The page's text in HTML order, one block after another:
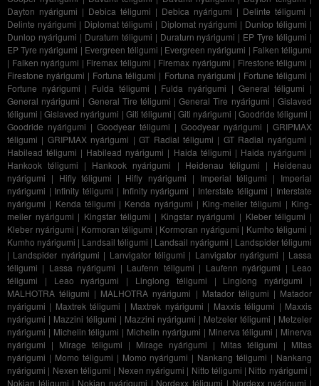
Dayton nyárigumi | Debica téligumi | Debica nyárigumi | Delinte téligumi |
Delinte nyárigumi | Diplomat téligumi | Diplomat nyárigumi | Dunlop téligumi |
Dunlop nyárigumi | Duraturn téligumi | Duraturn nyárigumi | EP Tyre téligumi |
EP Tyre nyárigumi | Evergreen téligumi | Evergreen nyárigumi | Falken téligumi
| Falken nyárigumi | Firemax téligumi | Firemax nyárigumi | Firestone téligumi |
Firestone nyárigumi | Fortuna téligumi | Fortuna nyárigumi | Fortune téligumi |
Fortune nyárigumi | Fulda téligumi | Fulda nyárigumi | General téligumi |
General nyárigumi | General Tire téligumi |General Tire nyárigumi |Gislaved
téligumi |Gislaved nyárigumi | Giti téligumi |Giti nyárigumi | Goodride téligumi |
Goodride nyárigumi | Goodyear téligumi | Goodyear nyárigumi | GRIPMAX
téligumi | GRIPMAX nyárigumi |GT Radial téligumi | GT Radial nyárigumi |
Habilead téligumi | Habilead nyárigumi | Haida téligumi | Haida nyárigumi |
Hankook téligumi | Hankook nyárigumi | Heidenau téligumi | Heidenau
nyárigumi | Hifly téligumi | Hifly nyárigumi | Imperial téligumi | Imperial
nyárigumi | Infinity téligumi | Infinity nyárigumi | Interstate téligumi | Interstate
nyárigumi | Kenda téligumi | Kenda nyárigumi | King-meiler téligumi | King-
meiler nyárigumi | Kingstar téligumi | Kingstar nyárigumi | Kleber téligumi |
Kleber nyárigumi | Kormoran téligumi | Kormoran nyárigumi | Kumho téligumi |
Kumho nyárigumi | Landsail téligumi | Landsail nyárigumi | Landspider téligumi
| Landspider nyárigumi | Lanvigator téligumi | Lanvigator nyárigumi | Lassa
téligumi | Lassa nyárigumi | Laufenn téligumi | Laufenn nyárigumi | Leao
téligumi | Leao nyárigumi | Linglong téligumi | Linglong nyárigumi |
MALHOTRA téligumi | MALHOTRA nyárigumi | Matador téligumi | Matador
nyárigumi | Maxtrek téligumi | Maxtrek nyárigumi | Maxxis téligumi | Maxxis
nyárigumi | Mazzini téligumi | Mazzini nyárigumi | Metzeler téligumi | Metzeler
nyárigumi | Michelin téligumi | Michelin nyárigumi | Minerva téligumi | Minerva
nyárigumi | Mirage téligumi | Mirage nyárigumi | Mitas téligumi | Mitas
nyárigumi | Momo téligumi | Momo nyárigumi | Nankang téligumi | Nankang
nyárigumi | Nexen téligumi | Nexen nyárigumi | Nitto téligumi | Nitto nyárigumi |
Nokian téligumi | Nokian nyárigumi | Nordexx téligumi | Nordexx nyárigumi |